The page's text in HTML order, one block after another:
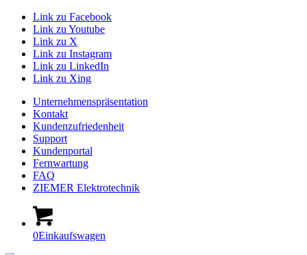
Link zu Facebook
Link zu Youtube
Link zu X
Link zu Instagram
Link zu LinkedIn
Link zu Xing
Unternehmenspräsentation
Kontakt
Kundenzufriedenheit
Support
Kundenportal
Fernwartung
FAQ
ZIEMER Elektrotechnik
0Einkaufswagen